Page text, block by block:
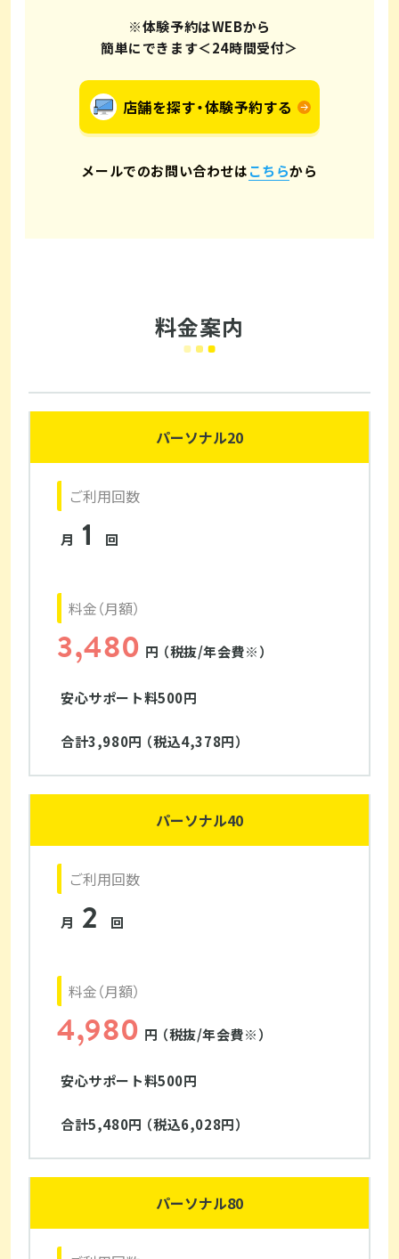
※体験予約はWEBから
簡単にできます＜24時間受付＞
店舗を探す・体験予約する
メールでのお問い合わせはこちらから
料金案内
パーソナル20
ご利用回数
月 1 回
料金（月額）
3,480 円 （税抜/年会費※）
安心サポート料500円
合計3,980円 （税込4,378円）
パーソナル40
ご利用回数
月 2 回
料金（月額）
4,980 円 （税抜/年会費※）
安心サポート料500円
合計5,480円 （税込6,028円）
パーソナル80